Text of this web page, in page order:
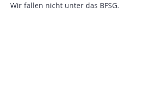
Wir fallen nicht unter das BFSG.